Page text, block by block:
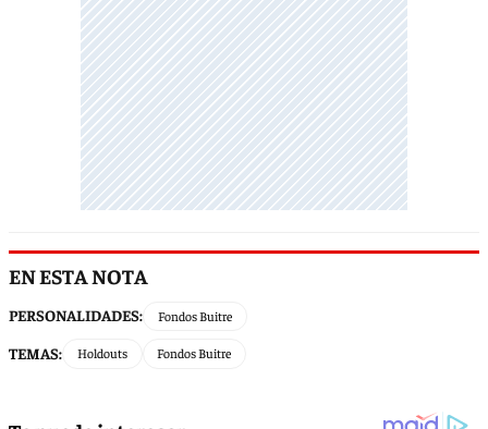
EN ESTA NOTA
PERSONALIDADES: Fondos Buitre
TEMAS: Holdouts Fondos Buitre